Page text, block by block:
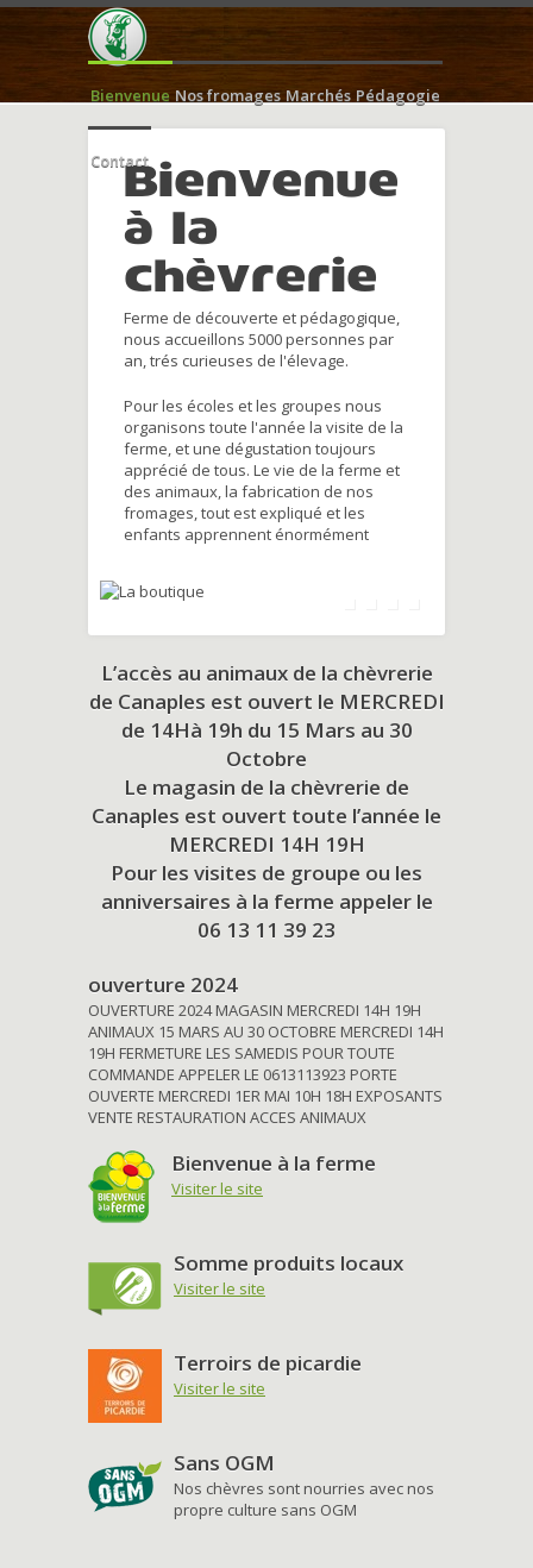
Bienvenue Nos fromages Marchés Pédagogie
ContactBienvenue
à la
chèvrerie
Ferme de découverte et pédagogique,
nous accueillons 5000 personnes par
an, trés curieuses de l'élevage.
Pour les écoles et les groupes nous
organisons toute l'année la visite de la
ferme, et une dégustation toujours
apprécié de tous. Le vie de la ferme et
des animaux, la fabrication de nos
fromages, tout est expliqué et les
enfants apprennent énormément
L’accès au animaux de la chèvrerie
de Canaples est ouvert le MERCREDI
de 14Hà 19h du 15 Mars au 30
Octobre
Le magasin de la chèvrerie de
Canaples est ouvert toute l’année le
MERCREDI 14H 19H
Pour les visites de groupe ou les
anniversaires à la ferme appeler le
06 13 11 39 23
ouverture 2024
OUVERTURE 2024 MAGASIN MERCREDI 14H 19H
ANIMAUX 15 MARS AU 30 OCTOBRE MERCREDI 14H
19H FERMETURE LES SAMEDIS POUR TOUTE
COMMANDE APPELER LE 0613113923 PORTE
OUVERTE MERCREDI 1ER MAI 10H 18H EXPOSANTS
VENTE RESTAURATION ACCES ANIMAUX
Bienvenue à la ferme
Visiter le site
Somme produits locaux
Visiter le site
Terroirs de picardie
Visiter le site
Sans OGM
Nos chèvres sont nourries avec nos
propre culture sans OGM